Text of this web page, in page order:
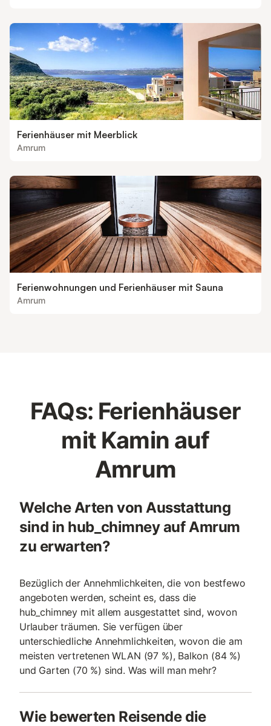
Ferienhäuser mit Meerblick
Amrum
Ferienwohnungen und Ferienhäuser mit Sauna
Amrum
FAQs: Ferienhäuser
mit Kamin auf
Amrum
Welche Arten von Ausstattung
sind in hub_chimney auf Amrum
zu erwarten?
Bezüglich der Annehmlichkeiten, die von bestfewo
angeboten werden, scheint es, dass die
hub_chimney mit allem ausgestattet sind, wovon
Urlauber träumen. Sie verfügen über
unterschiedliche Annehmlichkeiten, wovon die am
meisten vertretenen WLAN (97 %), Balkon (84 %)
und Garten (70 %) sind. Was will man mehr?
Wie bewerten Reisende die